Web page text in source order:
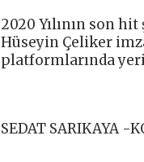
2020 Yılının son
Hüseyin Çeliker
platformlarında
SEDAT SARIKAYA -